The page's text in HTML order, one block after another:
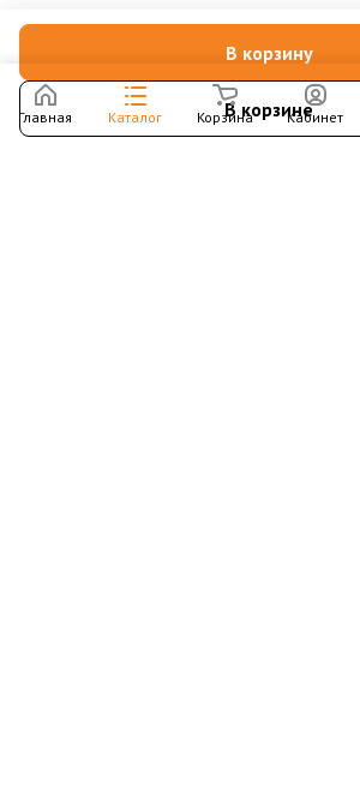
В корзину
В корзине
Главная Каталог Корзина Кабинет